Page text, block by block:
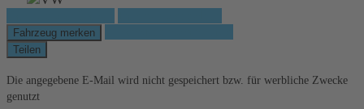
Fahrzeug merken
Teilen
Die angegebene E-Mail wird nicht gespeichert bzw. für werbliche Zwecke
genutzt